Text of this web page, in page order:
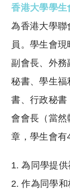
香港大學學生
為香港大學
員。學生會
副會長、外務
秘書、學生福
書、行政秘書
會會長（當然
章，學生會有
為同學提供
作為同學